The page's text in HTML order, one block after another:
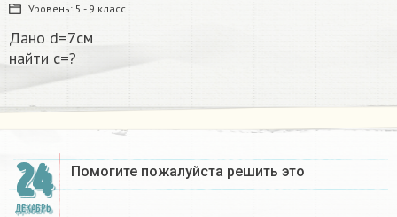
Уровень: 5 - 9 класс
Дано d=7см
найти с=?​
24
ДЕКАБРЬ
Помогите пожалуйста решить это